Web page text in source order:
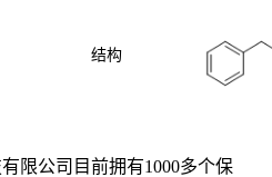
结构
限公司目前拥有1000多个保